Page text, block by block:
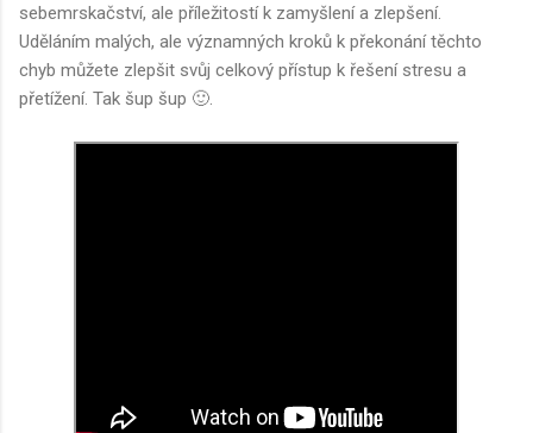
sebemrskačství, ale příležitostí k zamyšlení a zlepšení.
Uděláním malých, ale významných kroků k překonání těchto
chyb můžete zlepšit svůj celkový přístup k řešení stresu a
přetížení. Tak šup šup 🙂.